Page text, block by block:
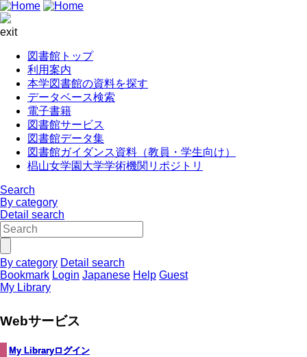
exit
図書館トップ
利用案内
本学図書館の資料を探す
データベース検索
電子書籍
図書館サービス
図書館データ集
図書館ガイダンス資料（教員・学生向け）
椙山女学園大学学術機関リポジトリ
Search
By category
Detail search
By category Detail search
Bookmark Login Japanese Help Guest
My Library
Webサービス
My Libraryログイン